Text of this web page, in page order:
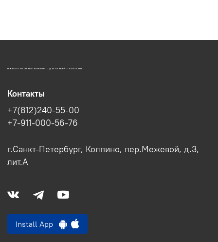
ИЖОРА-СТРОЙ МАТЕРИАЛЫ С ДОСТАВКОЙ ПО РОССИИ
Контакты
+7(812)240-55-00
+7-911-000-56-76
г.Санкт-Петербург, Колпино, пер.Межевой, д.3,
лит.А
Install App